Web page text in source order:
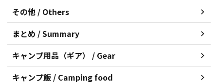
その他 / Others
まとめ / Summary
キャンプ用品（ギア） / Gear
キャンプ飯 / Camping food